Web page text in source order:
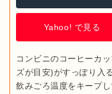
Yahoo! で見る
コンビニのコーヒーカ
ズが目安)がすっぽり入
飲みごろ温度をキープ